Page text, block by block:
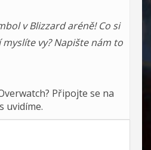
v Blizzard aréně! Co si
vy? Napište nám to
Připojte se na
uvidíme.